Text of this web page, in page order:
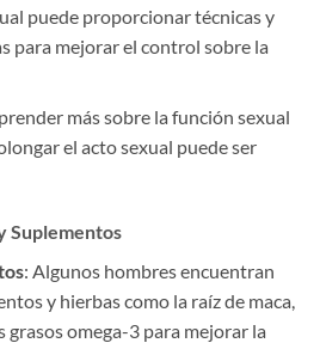
puede proporcionar técnicas y
para mejorar el control sobre la
más sobre la función sexual
el acto sexual puede ser
Suplementos
: Algunos hombres encuentran
y hierbas como la raíz de maca,
grasos omega-3 para mejorar la